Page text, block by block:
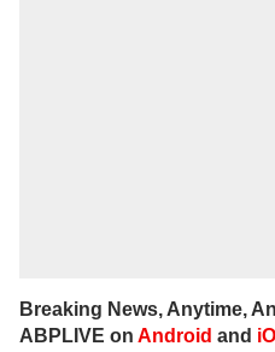
Breaking News, Anytime,
ABPLIVE on Android and